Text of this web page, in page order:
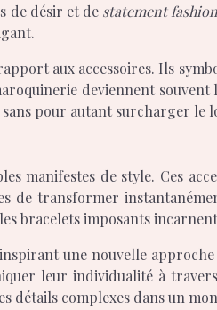
de désir et de statement fashion
aux accessoires. Ils
deviennent
sans pour autant surcharger le
manifestes de style. Ces
de transformer
bracelets imposants incarnent
une nouvelle
leur individualité à
détails complexes dans un